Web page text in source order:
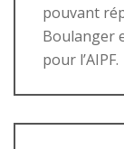
pouvant
Boulanger
pour l’AIPF.